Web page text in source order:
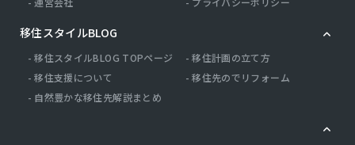
移住スタイルBLOG
移住スタイルBLOG TOPページ
移住計画の立て方
移住支援について
移住先のでリフォーム
自然豊かな移住先解説まとめ